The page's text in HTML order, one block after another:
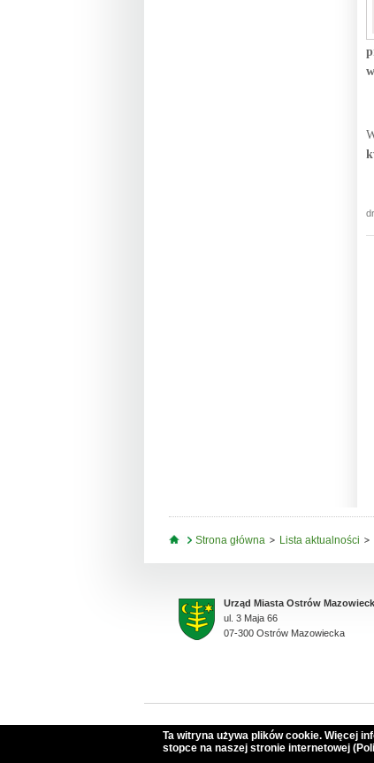
Jesteś tutaj
Strona główna Lista aktualności
Urząd Miasta Ostrów
ul. 3 Maja 66
07-300 Ostrów Mazowiecka
Ta witryna używa plików cookie. Więcej
stopce na naszej stronie internetowej